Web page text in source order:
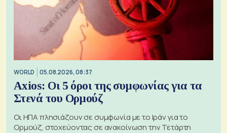
WORLD 05.08.2026, 08:37
Axios: Οι 5 όροι της συμφωνίας για τα
Στενά του Ορμούζ
Οι ΗΠΑ πλησιάζουν σε συμφωνία με το Ιράν για το
Ορμούζ, στοχεύοντας σε ανακοίνωση την Τετάρτη